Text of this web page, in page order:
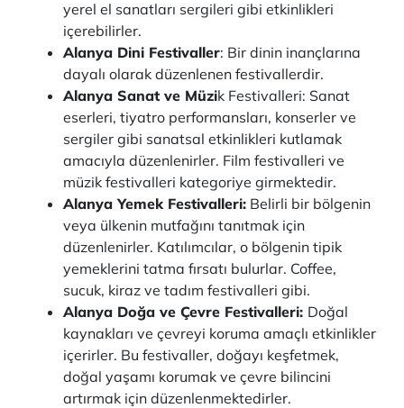
yerel el sanatları sergileri gibi etkinlikleri
içerebilirler.
Alanya Dini Festivaller: Bir dinin inançlarına
dayalı olarak düzenlenen festivallerdir.
Alanya Sanat ve Müzik Festivalleri: Sanat
eserleri, tiyatro performansları, konserler ve
sergiler gibi sanatsal etkinlikleri kutlamak
amacıyla düzenlenirler. Film festivalleri ve
müzik festivalleri kategoriye girmektedir.
Alanya Yemek Festivalleri: Belirli bir bölgenin
veya ülkenin mutfağını tanıtmak için
düzenlenirler. Katılımcılar, o bölgenin tipik
yemeklerini tatma fırsatı bulurlar. Coffee,
sucuk, kiraz ve tadım festivalleri gibi.
Alanya Doğa ve Çevre Festivalleri: Doğal
kaynakları ve çevreyi koruma amaçlı etkinlikler
içerirler. Bu festivaller, doğayı keşfetmek,
doğal yaşamı korumak ve çevre bilincini
artırmak için düzenlenmektedirler.